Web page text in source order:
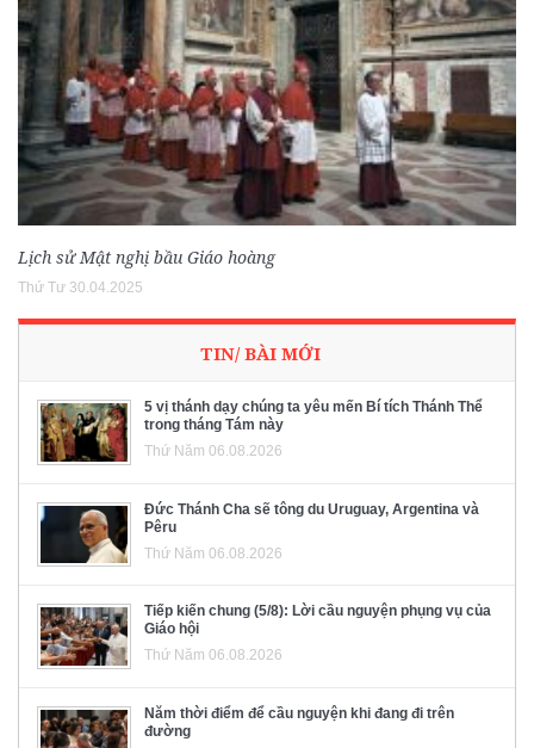
Lịch sử Mật nghị bầu Giáo hoàng
Thứ Tư 30.04.2025
TIN/ BÀI MỚI
5 vị thánh dạy chúng ta yêu mến Bí tích Thánh Thể
trong tháng Tám này
Thứ Năm 06.08.2026
Đức Thánh Cha sẽ tông du Uruguay, Argentina và
Pêru
Thứ Năm 06.08.2026
Tiếp kiến chung (5/8): Lời cầu nguyện phụng vụ của
Giáo hội
Thứ Năm 06.08.2026
Năm thời điểm để cầu nguyện khi đang đi trên
đường